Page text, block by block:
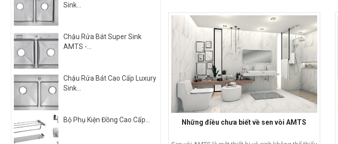
Sink...
Chậu Rửa Bát Super Sink
AMTS -...
Chậu Rửa Bát Cao Cấp Luxury
Sink...
Bộ Phụ Kiện Đồng Cao Cấp... Những điều chưa biết về sen vòi AMTS